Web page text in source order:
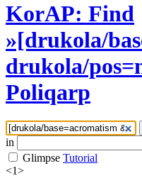
KorAP: Find
»[drukola/
drukola/
Poliqarp
in
Glimpse Tutorial
<1>